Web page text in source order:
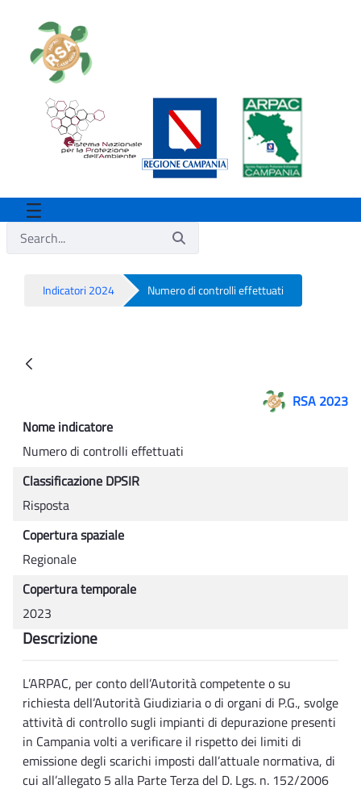
Indicatori 2024 Numero di controlli effettuati
RSA 2023
Nome indicatore
Numero di controlli effettuati
Classificazione DPSIR
Risposta
Copertura spaziale
Regionale
Copertura temporale
2023
Descrizione
L’ARPAC, per conto dell’Autorità competente o su
richiesta dell’Autorità Giudiziaria o di organi di P.G., svolge
attività di controllo sugli impianti di depurazione presenti
in Campania volti a verificare il rispetto dei limiti di
emissione degli scarichi imposti dall’attuale normativa, di
cui all’allegato 5 alla Parte Terza del D. Lgs. n. 152/2006